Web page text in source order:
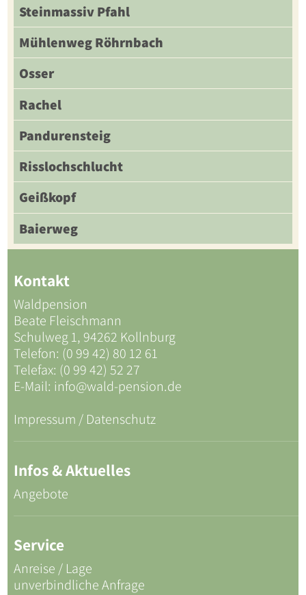
Steinmassiv Pfahl
Mühlenweg Röhrnbach
Osser
Rachel
Pandurensteig
Risslochschlucht
Geißkopf
Baierweg
Kontakt
Waldpension
Beate Fleischmann
Schulweg 1, 94262 Kollnburg
Telefon: (0 99 42) 80 12 61
Telefax: (0 99 42) 52 27
E-Mail: info@wald-pension.de
Impressum / Datenschutz
Infos & Aktuelles
Angebote
Service
Anreise / Lage
unverbindliche Anfrage